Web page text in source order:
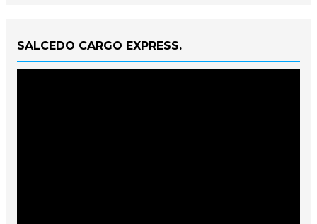
SALCEDO CARGO EXPRESS.